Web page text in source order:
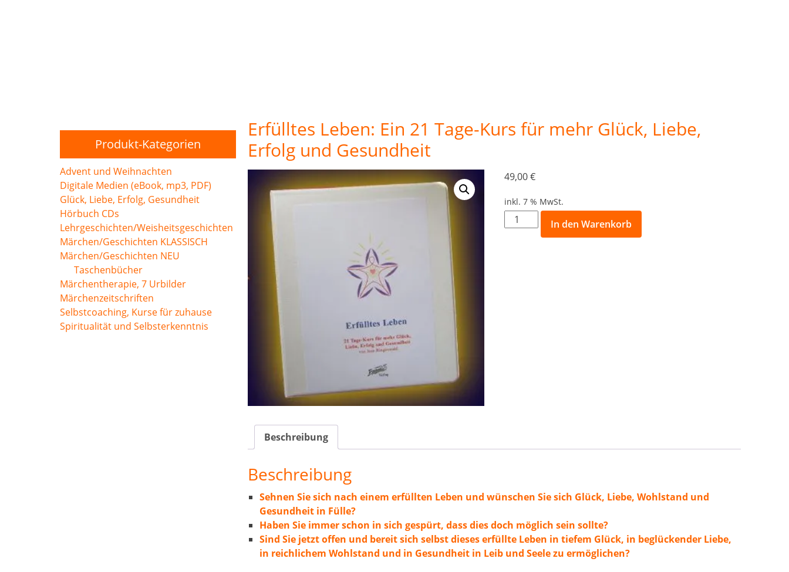
Erfülltes Leben: Ein 21 Tage-Kurs für mehr Glück, Liebe,
Erfolg und Gesundheit
49,00€
inkl. 7 % MwSt.
Erfülltes
Leben:
In den Warenkorb
Beschreibung
Beschreibung
Sehnen Sie sich nach einem erfüllten Leben und wünschen Sie sich Glück, Liebe, Wohlstand und
Gesundheit in Fülle?
Haben Sie immer schon in sich gespürt, dass dies doch möglich sein sollte?
Sind Sie jetzt offen und bereit sich selbst dieses erfüllte Leben in tiefem Glück, in beglückender Liebe,
in reichlichem Wohlstand und in Gesundheit in Leib und Seele zu ermöglichen?
Produkt-Kategorien
Advent und Weihnachten
Digitale Medien (eBook, mp3, PDF)
Glück, Liebe, Erfolg, Gesundheit
Hörbuch CDs
Lehrgeschichten/Weisheitsgeschichten
Märchen/Geschichten KLASSISCH
Märchen/Geschichten NEU
Taschenbücher
Märchentherapie, 7 Urbilder
Märchenzeitschriften
Selbstcoaching, Kurse für zuhause
Spiritualität und Selbsterkenntnis